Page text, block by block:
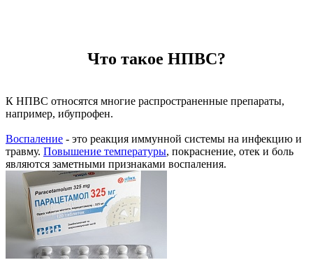
Что такое НПВС?
К НПВС относятся многие распространенные препараты,
например, ибупрофен.
Воспаление - это реакция иммунной системы на инфекцию и
травму. Повышение температуры, покраснение, отек и боль
являются заметными признаками воспаления.